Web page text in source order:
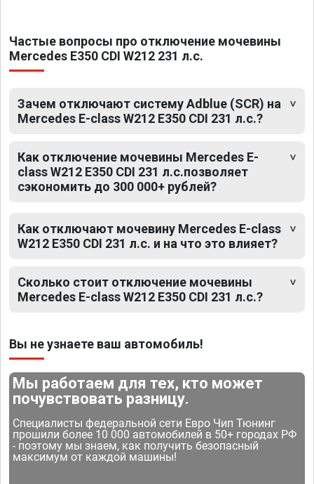
Частые вопросы про отключение мочевины
Mercedes E350 CDI W212 231 л.с.
Зачем отключают систему Adblue (SCR) на
Mercedes E-class W212 E350 CDI 231 л.с.?
Как отключение мочевины Mercedes E-
class W212 E350 CDI 231 л.с.позволяет
сэкономить до 300 000+ рублей?
Как отключают мочевину Mercedes E-class
W212 E350 CDI 231 л.с. и на что это влияет?
Сколько стоит отключение мочевины
Mercedes E-class W212 E350 CDI 231 л.с.?
Вы не узнаете ваш автомобиль!
Мы работаем для тех, кто может
почувствовать разницу.
Специалисты федеральной сети Евро Чип Тюнинг
прошили более 10 000 автомобилей в 50+ городах РФ
- поэтому мы знаем, как получить безопасный
максимум от каждой машины!